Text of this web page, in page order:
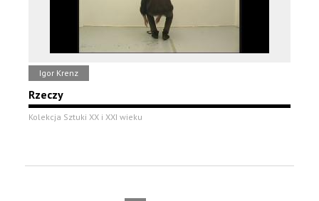
Igor Krenz
Rzeczy
Kolekcja Sztuki XX i XXI wieku